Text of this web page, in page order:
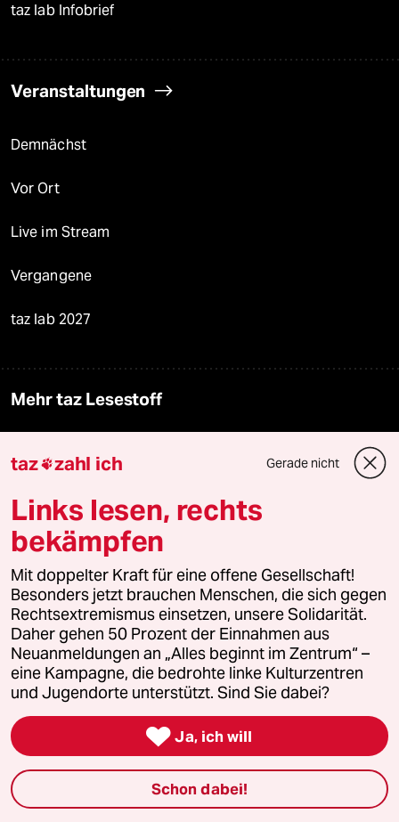
taz lab Infobrief
Veranstaltungen
Demnächst
Vor Ort
Live im Stream
Vergangene
taz lab 2027
Mehr taz Lesestoff
taz Blogs
taz FUTURZWEI
Le Monde diplomatique
taz Archiv
Mehr taz Angebote
Reisen
Kantine
Shop
taz zahl ich Gerade nicht
Links lesen, rechts
bekämpfen
Mit doppelter Kraft für eine offene Gesellschaft!
Besonders jetzt brauchen Menschen, die sich gegen
Rechtsextremismus einsetzen, unsere Solidarität.
Daher gehen 50 Prozent der Einnahmen aus
Neuanmeldungen an „Alles beginnt im Zentrum“ –
eine Kampagne, die bedrohte linke Kulturzentren
und Jugendorte unterstützt. Sind Sie dabei?
 Ja, ich will
Schon dabei!